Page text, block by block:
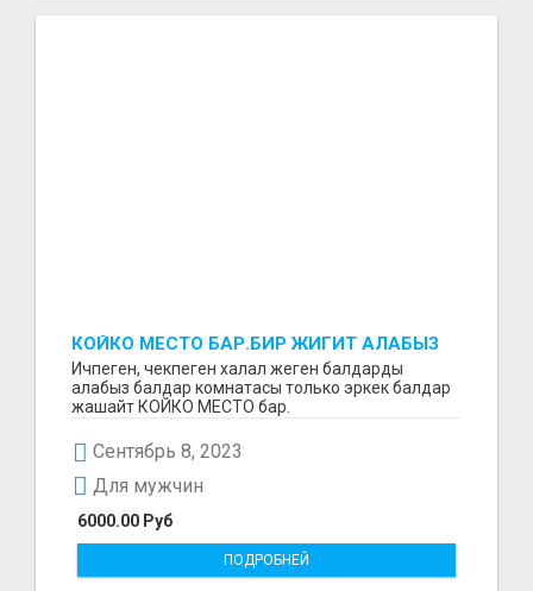
КОЙКО МЕСТО БАР.БИР ЖИГИТ АЛАБЫЗ
КВАРТИРАГА.
Ичпеген, чекпеген халал жеген балдарды
алабыз балдар комнатасы только эркек балдар
жашайт КОЙКО МЕСТО бар.
Сентябрь 8, 2023
6000.00 Руб
Для мужчин
ПОДРОБНЕЙ